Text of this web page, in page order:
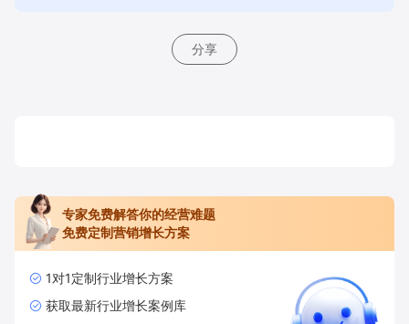
分享
专家免费解答你的经营难题
免费定制营销增长方案
1对1定制行业增长方案
获取最新行业增长案例库